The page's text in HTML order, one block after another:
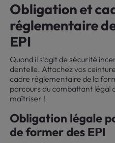
Obligation et
réglementaire
EPI
Quand il s’agit de sécurité
dentelle. Attachez vos
cadre réglementaire de la
parcours du combattant légal
maîtriser !
Obligation légale
de former des EPI